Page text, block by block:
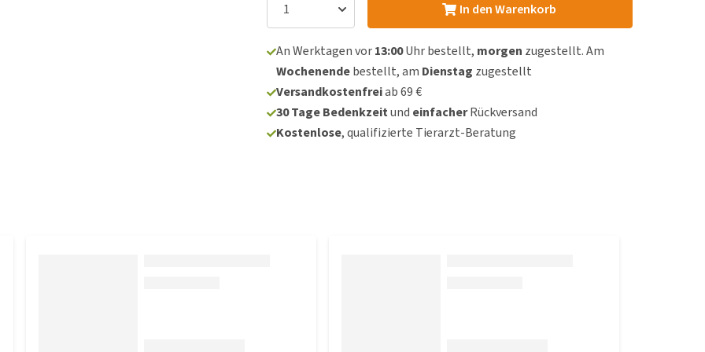
In den Warenkorb
An Werktagen vor13:00Uhr bestellt, morgen zugestellt. Am
Wochenendebestellt, am Dienstag zugestellt
Versandkostenfreiab 69 €
30 Tage Bedenkzeitund einfacherRückversand
Kostenlose, qualifizierte Tierarzt-Beratung